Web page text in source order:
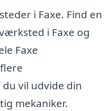
i Faxe. Find en
i Faxe og
Faxe
vil udvide din
mekaniker.